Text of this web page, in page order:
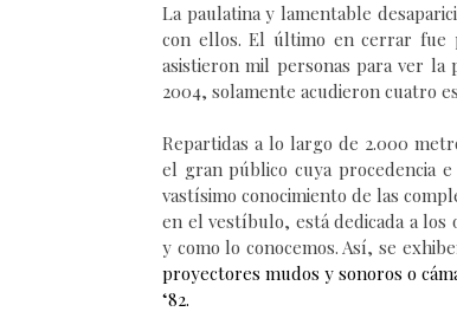
La paulatina y lamentable
con ellos. El último en cerrar fue
asistieron mil personas para ver la
2004, solamente acudieron cuatro
Repartidas a lo largo de 2.000
el gran público cuya procedencia
vastísimo conocimiento de las
en el vestíbulo, está dedicada a los
y como lo conocemos. Así, se
proyectores mudos y sonoroso
‘82.